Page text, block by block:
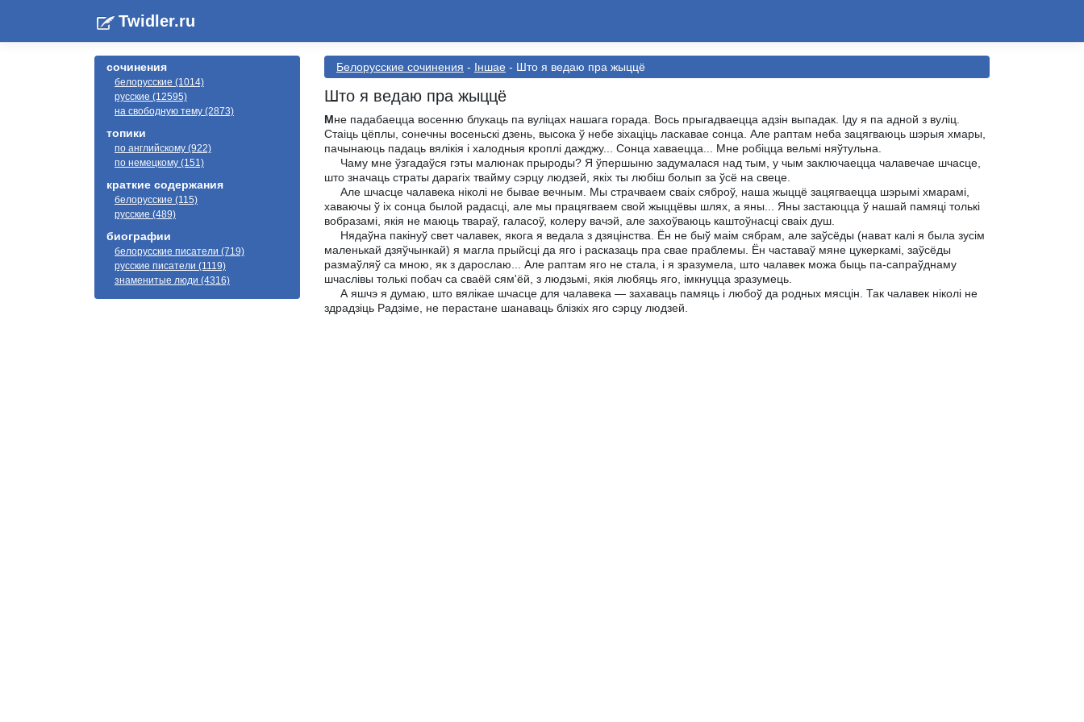
Twidler.ru
сочинения
белорусские (1014)
русские (12595)
на свободную тему (2873)
топики
по английскому (922)
по немецкому (151)
краткие содержания
белорусские (115)
русские (489)
биографии
белорусские писатели (719)
русские писатели (1119)
знаменитые люди (4316)
Белорусские сочинения - Іншае - Што я ведаю пра жыццё
Што я ведаю пра жыццё
Мне падабаецца восенню блукаць па вуліцах нашага горада. Вось прыгадваецца адзін выпадак. Іду я па адной з вуліц.
Стаіць цёплы, сонечны восеньскі дзень, высока ў небе зіхаціць ласкавае сонца. Але раптам неба зацягваюць шэрыя хмары,
пачынаюць падаць вялікія і халодныя кроплі дажджу... Сонца хаваецца... Мне робіцца вельмі няўтульна.
Чаму мне ўзгадаўся гэты малюнак прыроды? Я ўпершыню задумалася над тым, у чым заключаецца чалавечае шчасце,
што значаць страты дарагіх твайму сэрцу людзей, якіх ты любіш болып за ўсё на свеце.
Але шчасце чалавека ніколі не бывае вечным. Мы страчваем сваіх сяброў, наша жыццё зацягваецца шэрымі хмарамі,
хаваючы ў іх сонца былой радасці, але мы працягваем свой жыццёвы шлях, а яны... Яны застаюцца ў нашай памяці толькі
вобразамі, якія не маюць твараў, галасоў, колеру вачэй, але захоўваюць каштоўнасці сваіх душ.
Нядаўна пакінуў свет чалавек, якога я ведала з дзяцінства. Ён не быў маім сябрам, але заўсёды (нават калі я была зусім
маленькай дзяўчынкай) я магла прыйсці да яго і расказаць пра свае праблемы. Ён частаваў мяне цукеркамі, заўсёды
размаўляў са мною, як з дарослаю... Але раптам яго не стала, і я зразумела, што чалавек можа быць па-сапраўднаму
шчаслівы толькі побач са сваёй сям'ёй, з людзьмі, якія любяць яго, імкнуцца зразумець.
А яшчэ я думаю, што вялікае шчасце для чалавека — захаваць памяць і любоў да родных мясцін. Так чалавек ніколі не
здрадзіць Радзіме, не перастане шанаваць блізкіх яго сэрцу людзей.